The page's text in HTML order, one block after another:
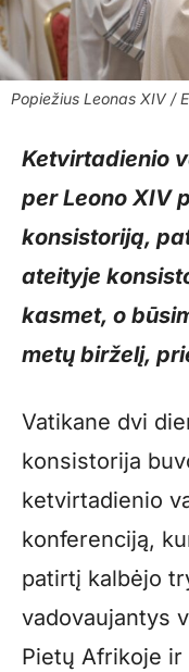
Popiežius Leonas XIV /
Ketvirtadienio
per Leono XIV
konsistoriją,
ateityje
kasmet, o
metų birželį,
Vatikane dvi
konsistorija
ketvirtadienio
konferenciją,
patirtį kalbėjo
vadovaujantys
Pietų Afrikoje ir